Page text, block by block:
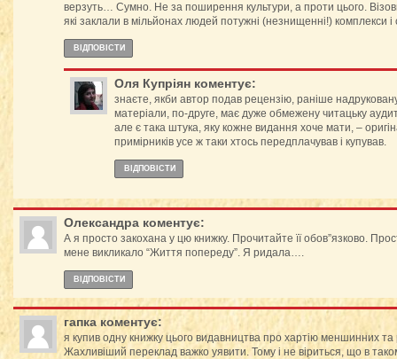
верзуть… Сумно. Не за поширення культури, а проти цього.
які заклали в мільйонах людей потужні (незнищенні!) комплекси
ВІДПОВІCТИ
Оля Купріян коментує:
знаєте, якби автор подав рецензію, раніше
матеріали, по-друге, має дуже обмежену читацьку
але є така штука, яку кожне видання хоче мати, –
примірників усе ж таки хтось передплачував і купував.
ВІДПОВІCТИ
Олександра коментує:
А я просто закохана у цю книжку. Прочитайте її обов”язково.
мене викликало “Життя попереду”. Я ридала….
ВІДПОВІCТИ
гапка коментує:
я купив одну книжку цього видавництва про хартію меншинних та
Жахливіший переклад важко уявити. Тому і не віриться, що в